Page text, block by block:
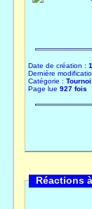
Date de création :
Dernière
Catégorie :
Page lue 927 fois
Réactions